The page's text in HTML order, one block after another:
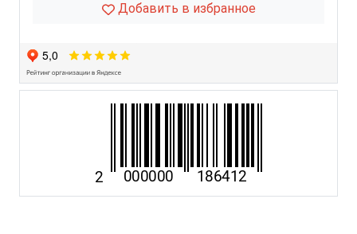
Добавить в избранное